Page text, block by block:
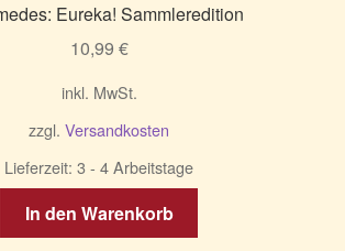
Optionen
Eureka! Sammleredition
10,99 €
inkl. MwSt.
zzgl. Versandkosten
Lieferzeit: 3 - 4 Arbeitstage
In den Warenkorb